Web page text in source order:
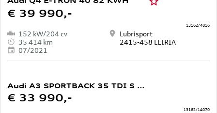
€ 39 990,-
152 kW/204 cv
35 414 km
07/2021
Lubrisport
2415-458 LEIRIA
13162/4816
Audi A3 SPORTBACK 35 TDI S LINE S TRONIC
€ 33 990,-
13162/14070